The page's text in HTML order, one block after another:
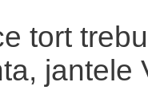
tort
jantele